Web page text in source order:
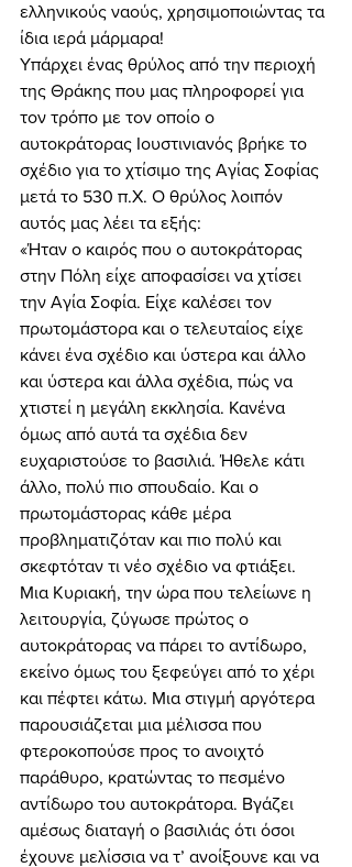
ελληνικούς ναούς, χρησιμοποιώντας τα
ίδια ιερά μάρμαρα!
Υπάρχει ένας θρύλος από την περιοχή
της Θράκης που μας πληροφορεί για
τον τρόπο με τον οποίο ο
αυτοκράτορας Ιουστινιανός βρήκε το
σχέδιο για το χτίσιμο της Αγίας Σοφίας
μετά το 530 π.Χ. Ο θρύλος λοιπόν
αυτός μας λέει τα εξής:
«Ήταν ο καιρός που ο αυτοκράτορας
στην Πόλη είχε αποφασίσει να χτίσει
την Αγία Σοφία. Είχε καλέσει τον
πρωτομάστορα και ο τελευταίος είχε
κάνει ένα σχέδιο και ύστερα και άλλο
και ύστερα και άλλα σχέδια, πώς να
χτιστεί η μεγάλη εκκλησία. Κανένα
όμως από αυτά τα σχέδια δεν
ευχαριστούσε το βασιλιά. Ήθελε κάτι
άλλο, πολύ πιο σπουδαίο. Και ο
πρωτομάστορας κάθε μέρα
προβληματιζόταν και πιο πολύ και
σκεφτόταν τι νέο σχέδιο να φτιάξει.
Μια Κυριακή, την ώρα που τελείωνε η
λειτουργία, ζύγωσε πρώτος ο
αυτοκράτορας να πάρει το αντίδωρο,
εκείνο όμως του ξεφεύγει από το χέρι
και πέφτει κάτω. Μια στιγμή αργότερα
παρουσιάζεται μια μέλισσα που
φτεροκοπούσε προς το ανοιχτό
παράθυρο, κρατώντας το πεσμένο
αντίδωρο του αυτοκράτορα. Βγάζει
αμέσως διαταγή ο βασιλιάς ότι όσοι
έχουνε μελίσσια να τ’ ανοίξουνε και να